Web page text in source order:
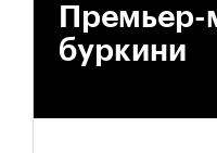
Премьер-
буркини